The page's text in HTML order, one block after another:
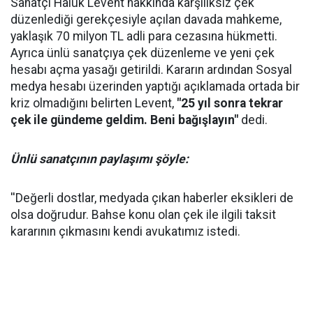
Sanatçı Haluk Levent hakkında karşılıksız çek
düzenlediği gerekçesiyle açılan davada mahkeme,
yaklaşık 70 milyon TL adli para cezasına hükmetti.
Ayrıca ünlü sanatçıya çek düzenleme ve yeni çek
hesabı açma yasağı getirildi. Kararın ardından Sosyal
medya hesabı üzerinden yaptığı açıklamada ortada bir
kriz olmadığını belirten Levent, "25 yıl sonra tekrar
çek ile gündeme geldim. Beni bağışlayın" dedi.
Ünlü sanatçının paylaşımı şöyle:
''Değerli dostlar, medyada çıkan haberler eksikleri de
olsa doğrudur. Bahse konu olan çek ile ilgili taksit
kararının çıkmasını kendi avukatımız istedi.